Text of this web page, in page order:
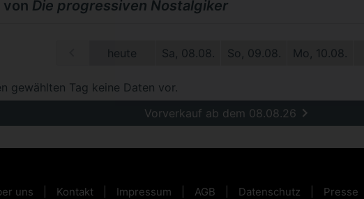
von Die progressiven Nostalgiker
heute Sa, 08.08. So, 09.08. Mo, 10.08.
gewählten Tag keine Daten vor.
Vorverkauf ab dem 08.08.26
uns Kontakt Impressum AGB Datenschutz Presse